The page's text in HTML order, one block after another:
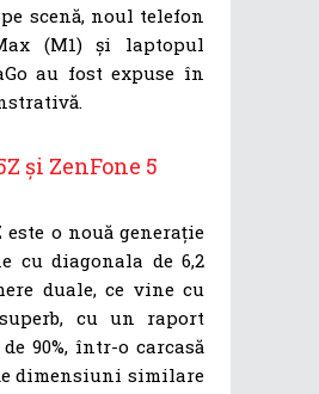
scenă, noul telefon
(M1) și laptopul
au fost expuse în
și ZenFone 5
este o nouă generație
cu diagonala de 6,2
duale, ce vine cu
cu un raport
90%, într-o carcasă
dimensiuni similare